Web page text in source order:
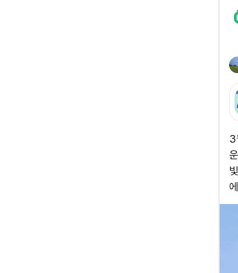
3